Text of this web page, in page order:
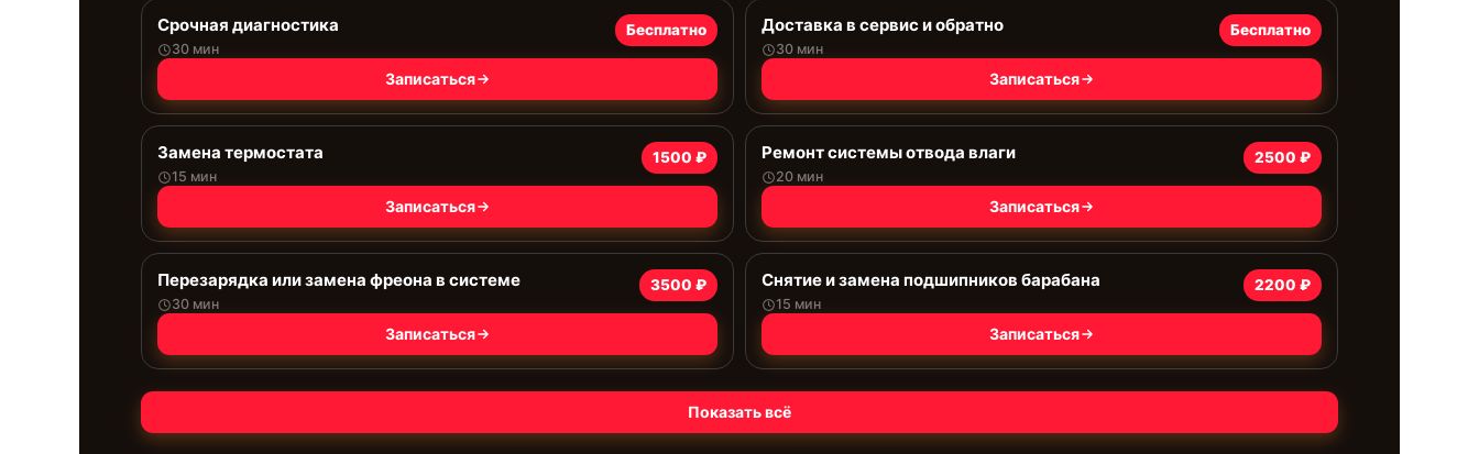
Срочная диагностика
30 мин
Бесплатно
Записаться
Доставка в сервис и обратно
30 мин
Бесплатно
Записаться
Замена термостата
15 мин
1500 ₽
Записаться
Ремонт системы отводa влаги
20 мин
2500 ₽
Записаться
Перезарядка или замена фреона в системе
30 мин
3500 ₽
Записаться
Снятие и замена подшипников барабана
15 мин
2200 ₽
Записаться
Показать всё